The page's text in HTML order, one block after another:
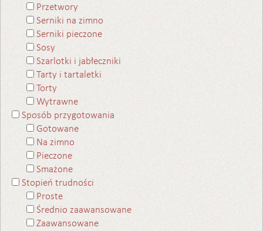
Przetwory
Serniki na zimno
Serniki pieczone
Sosy
Szarlotki i jabłeczniki
Tarty i tartaletki
Torty
Wytrawne
Sposób przygotowania
Gotowane
Na zimno
Pieczone
Smażone
Stopień trudności
Proste
Średnio zaawansowane
Zaawansowane